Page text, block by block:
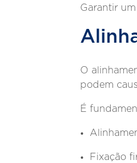
Garantir
O
podem
É
Fixação